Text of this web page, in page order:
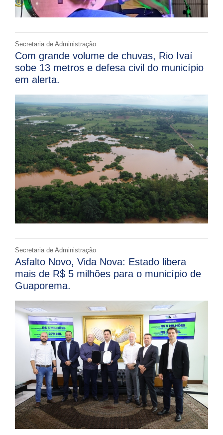
Secretaria de Administração
Com grande volume de chuvas, Rio Ivaí
sobe 13 metros e defesa civil do município
em alerta.
Secretaria de Administração
Asfalto Novo, Vida Nova: Estado libera
mais de R$ 5 milhões para o município de
Guaporema.